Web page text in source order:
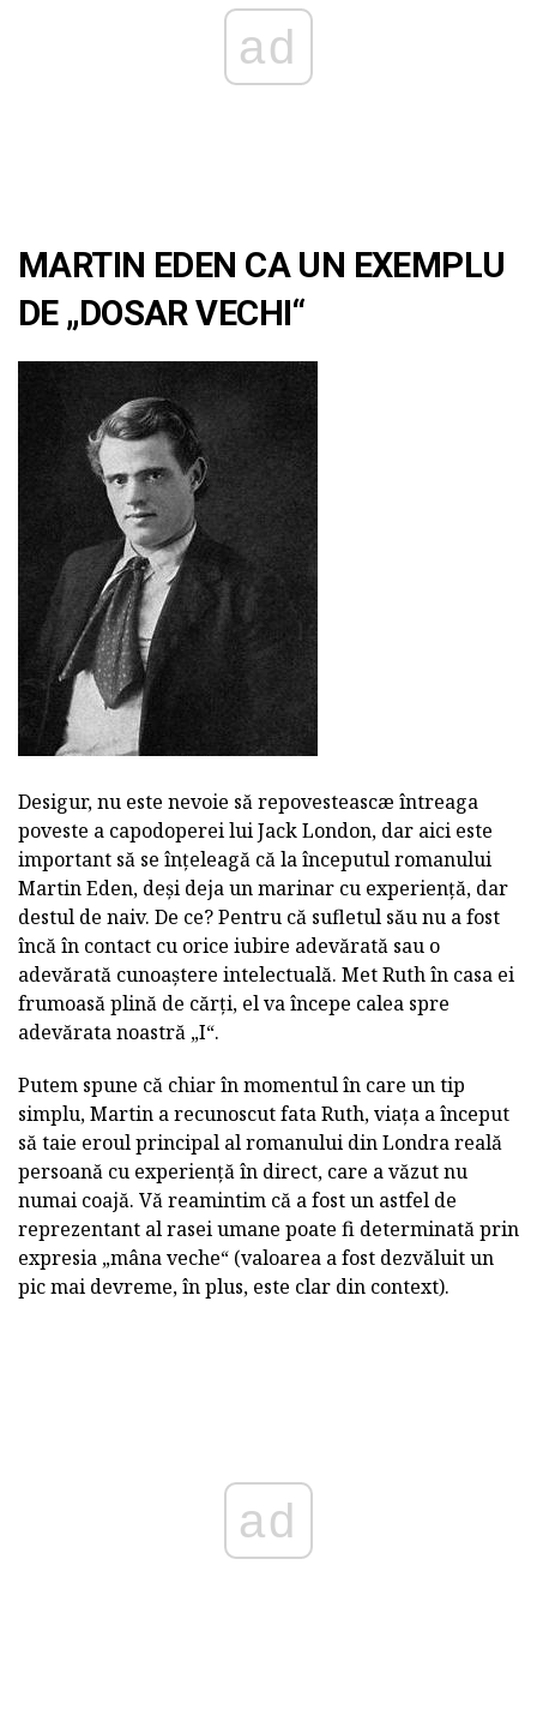
ad
MARTIN EDEN CA UN EXEMPLU
DE „DOSAR VECHI“
Desigur, nu este nevoie să repovesteascæ întreaga
poveste a capodoperei lui Jack London, dar aici este
important să se înțeleagă că la începutul romanului
Martin Eden, deși deja un marinar cu experiență, dar
destul de naiv. De ce? Pentru că sufletul său nu a fost
încă în contact cu orice iubire adevărată sau o
adevărată cunoaștere intelectuală. Met Ruth în casa ei
frumoasă plină de cărți, el va începe calea spre
adevărata noastră „I“.
Putem spune că chiar în momentul în care un tip
simplu, Martin a recunoscut fata Ruth, viața a început
să taie eroul principal al romanului din Londra reală
persoană cu experiență în direct, care a văzut nu
numai coajă. Vă reamintim că a fost un astfel de
reprezentant al rasei umane poate fi determinată prin
expresia „mâna veche“ (valoarea a fost dezvăluit un
pic mai devreme, în plus, este clar din context).
ad